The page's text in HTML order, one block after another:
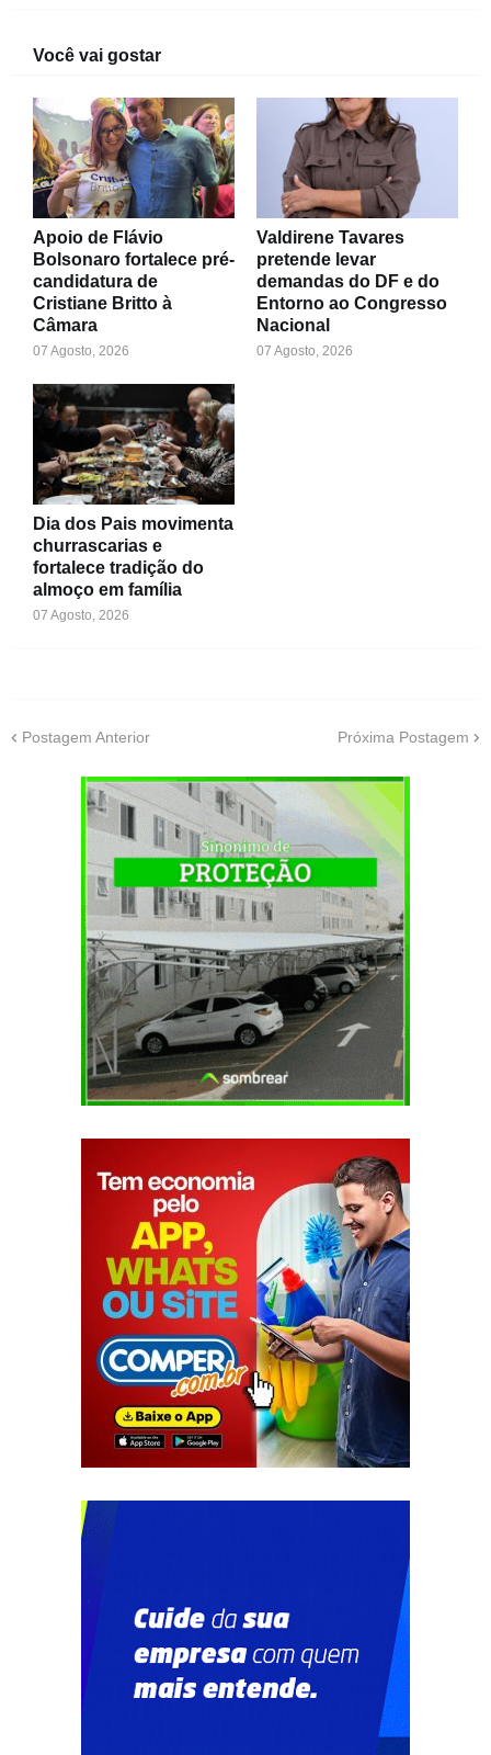
Você vai gostar
Apoio de Flávio
Bolsonaro fortalece pré-
candidatura de
Cristiane Britto à
Câmara
07 Agosto, 2026
Valdirene Tavares
pretende levar
demandas do DF e do
Entorno ao Congresso
Nacional
07 Agosto, 2026
Dia dos Pais movimenta
churrascarias e
fortalece tradição do
almoço em família
07 Agosto, 2026
Postagem Anterior Próxima Postagem